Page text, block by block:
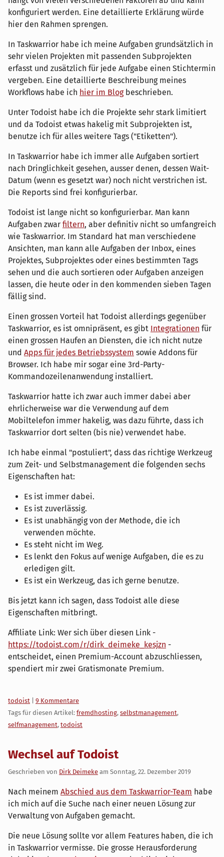
konfiguriert werden. Eine detaillierte Erklärung würde
hier den Rahmen sprengen.
In Taskwarrior habe ich meine Aufgaben grundsätzlich in
sehr vielen Projekten mit passenden Subprojekten
erfasst und zusätzlich für jede Aufgabe einen Stichtermin
vergeben. Eine detaillierte Beschreibung meines
Workflows habe ich hier im Blogbeschrieben.
Unter Todoist habe ich die Projekte sehr stark limitiert
und da Todoist etwas hakelig mit Subprojekten ist,
benutze ich für alles weitere Tags ("Etiketten").
In Taskwarrior habe ich immer alle Aufgaben sortiert
nach Dringlichkeit gesehen, ausser denen, dessen Wait-
Datum (wenn es gesetzt war) noch nicht verstrichen ist.
Die Reports sind frei konfigurierbar.
Todoist ist lange nicht so konfigurierbar. Man kann
Aufgaben zwar filtern, aber definitiv nicht so umfangreich
wie Taskwarrior. Im Standard hat man verschiedene
Ansichten, man kann alle Aufgaben der Inbox, eines
Projektes, Subprojektes oder eines bestimmten Tags
sehen und die auch sortieren oder Aufgaben anzeigen
lassen, die heute oder in den kommenden sieben Tagen
fällig sind.
Einen grossen Vorteil hat Todoist allerdings gegenüber
Taskwarrior, es ist omnipräsent, es gibt Integrationen für
einen grossen Haufen an Diensten, die ich nicht nutze
und Apps für jedes Betriebssystem sowie Addons für
Browser. Ich habe mir sogar eine 3rd-Party-
Kommandozeilenanwendung installiert.
Taskwarrior hatte ich zwar auch immer dabei aber
ehrlicherweise war die Verwendung auf dem
Mobiltelefon immer hakelig, was dazu führte, dass ich
Taskwarrior dort selten (bis nie) verwendet habe.
Ich habe einmal "postuliert", dass das richtige Werkzeug
zum Zeit- und Selbstmanagement die folgenden sechs
Eigenschaften hat:
Es ist immer dabei.
Es ist zuverlässig.
Es ist unabhängig von der Methode, die ich
verwenden möchte.
Es steht nicht im Weg.
Es lenkt den Fokus auf wenige Aufgaben, die es zu
erledigen gilt.
Es ist ein Werkzeug, das ich gerne benutze.
Bis jetzt kann ich sagen, dass Todoist alle diese
Eigenschaften mitbringt.
Affiliate Link: Wer sich über diesen Link -
https://todoist.com/r/dirk_deimeke_kesjzn -
entscheidet, einen Premium-Account abzuschliessen,
spendiert mir zwei Gratismonate Premium.
Kategorien:
todoist
9 Kommentare
Tags für diesen Artikel: fremdhosting, selbstmanagement,
selfmanagement, todoist
Wechsel auf Todoist
Geschrieben von Dirk Deimeke am Sonntag, 22. Dezember 2019
Nach meinem Abschied aus dem Taskwarrior-Team habe
ich mich auf die Suche nach einer neuen Lösung zur
Verwaltung von Aufgaben gemacht.
Die neue Lösung sollte vor allem Features haben, die ich
in Taskwarrior vermisse. Die grosse Herausforderung